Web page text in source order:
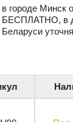
в городе Минск
БЕСПЛАТНО, в
Беларуси